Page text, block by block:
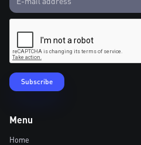
Menu
Home